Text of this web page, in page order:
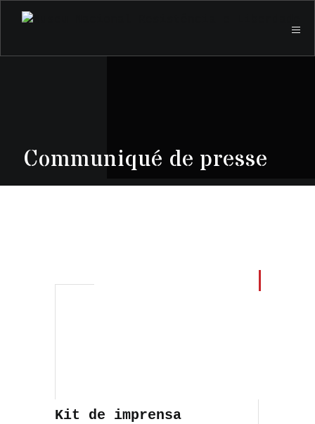
Communiqué de presse
Kit de imprensa